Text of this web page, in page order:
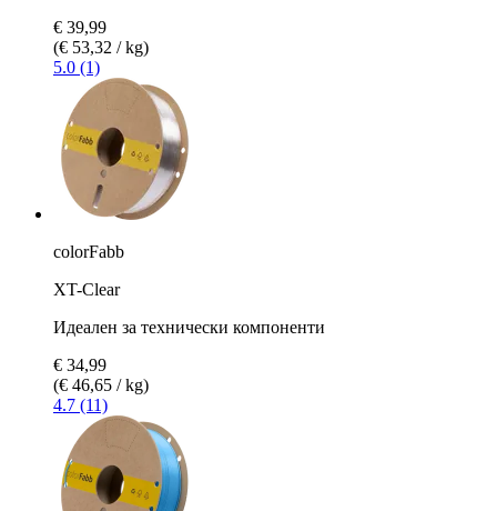
€ 39,99
(€ 53,32 / kg)
5.0 (1)
colorFabb
XT-Clear
Идеален за технически компоненти
€ 34,99
(€ 46,65 / kg)
4.7 (11)